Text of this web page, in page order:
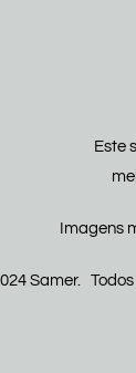
Este
Imagens
Samer.